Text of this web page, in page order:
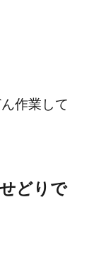
作業して
どりで